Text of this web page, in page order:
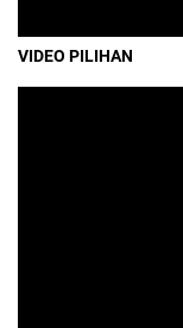
VIDEO PILIHAN